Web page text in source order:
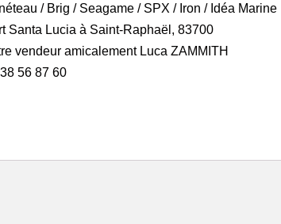
/ Brig / Seagame / SPX / Iron / Idéa Marine
Santa Lucia à Saint-Raphaël, 83700
vendeur amicalement Luca ZAMMITH
56 87 60